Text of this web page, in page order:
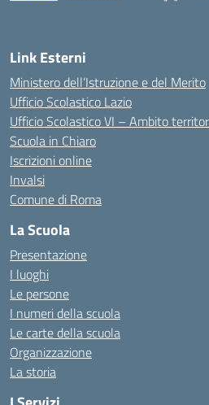
Link Esterni
Ministero dell’Istruzione e del Merito
Ufficio Scolastico Lazio
Ufficio Scolastico VI – Ambito
Scuola in Chiaro
Iscrizioni online
Invalsi
Comune di Roma
La Scuola
Presentazione
I luoghi
Le persone
I numeri della scuola
Le carte della scuola
Organizzazione
La storia